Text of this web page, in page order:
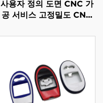
사용자 정의 도면 CNC 가
공 서비스 고정밀도 CNC
부품